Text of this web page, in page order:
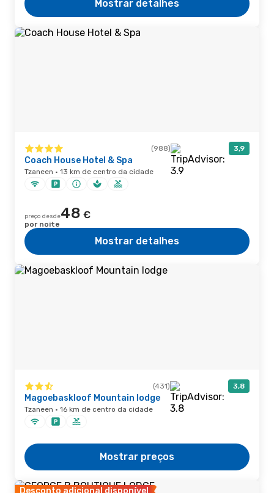
Mostrar detalhes
(988) 3,9
Coach House Hotel & Spa
Tzaneen · 13 km de centro da cidade
preço desde48 €
por noite
Mostrar detalhes
(431) 3,8
Magoebaskloof Mountain lodge
Tzaneen · 16 km de centro da cidade
Mostrar preços
Desconto adicional disponível